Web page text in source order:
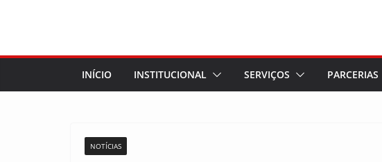
INÍCIO INSTITUCIONAL SERVIÇOS PARCERIAS
NOTÍCIAS